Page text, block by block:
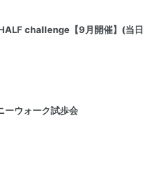
challenge【9月開催】(当日
ーウォーク試歩会